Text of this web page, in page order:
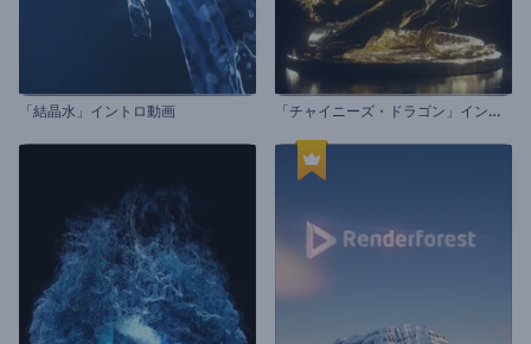
「結晶水」イントロ動画 「
チャイニーズ・ドラゴン」イントロ動画